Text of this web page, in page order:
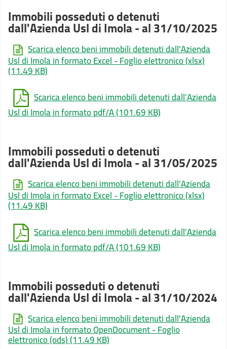
Immobili posseduti o detenuti
dall'Azienda Usl di Imola - al 31/10/2025
Scarica elenco beni immobili detenuti dall'Azienda
Usl di Imola in formato Excel - Foglio elettronico (xlsx)
(11.49 KB)
Scarica elenco beni immobili detenuti dall'Azienda
Usl di Imola in formato pdf/A(101.69 KB)
Immobili posseduti o detenuti
dall'Azienda Usl di Imola - al 31/05/2025
Scarica elenco beni immobili detenuti dall'Azienda
Usl di Imola in formato Excel - Foglio elettronico (xlsx)
(11.49 KB)
Scarica elenco beni immobili detenuti dall'Azienda
Usl di Imola in formato pdf/A(101.69 KB)
Immobili posseduti o detenuti
dall'Azienda Usl di Imola - al 31/10/2024
Scarica elenco beni immobili detenuti dall'Azienda
Usl di Imola in formato OpenDocument - Foglio
elettronico (ods)(11.49 KB)